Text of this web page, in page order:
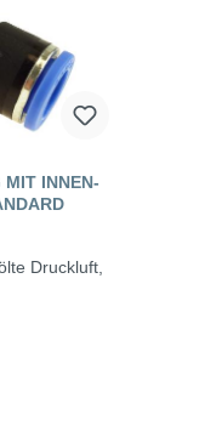
MIT INNEN-
Druckluft,